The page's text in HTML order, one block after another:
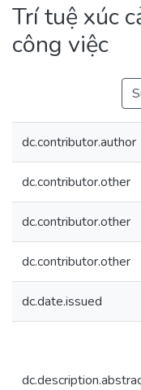
Statistics
User guides
Usage rules
Verify account
Trí tuệ xúc
công việc
dc.contributor.author
dc.contributor.other
dc.contributor.other
dc.contributor.other
dc.date.issued